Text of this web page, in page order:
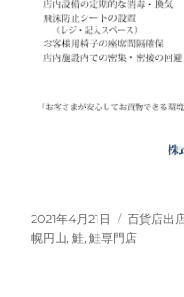
投
稿
2021年4月21日
カ
テ
百貨店出
幌円山,鮭,鮭専門店